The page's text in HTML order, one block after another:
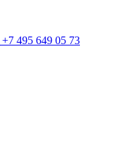
+7 495 649 05 73